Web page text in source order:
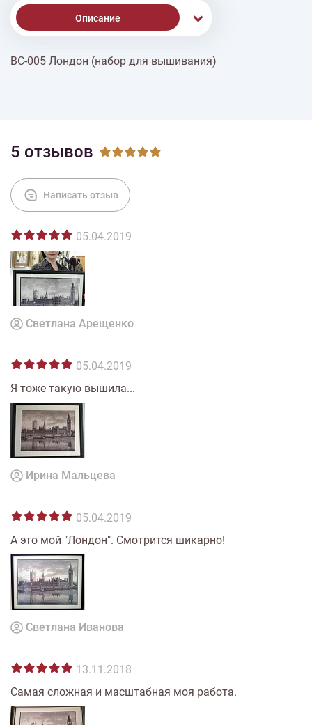
Описание
Доставка
ВС-005 Лондон (набор для вышивания)
5 отзывов
Написать отзыв
05.04.2019
Светлана Арещенко
05.04.2019
Я тоже такую вышила...
Ирина Мальцева
05.04.2019
А это мой "Лондон". Смотрится шикарно!
Светлана Иванова
13.11.2018
Самая сложная и масштабная моя работа.